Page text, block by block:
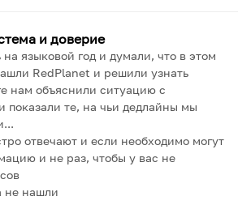
и доверие
языковой год и думали, что в этом
RedPlanet и решили узнать
нам объяснили ситуацию с
показали те, на чьи дедлайны мы
отвечают и если необходимо могут
и не раз, чтобы у вас не
не нашли